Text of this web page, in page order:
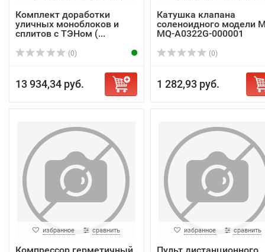
Комплект доработки
уличных моноблоков и
сплитов с ТЭНом (...
(0)
13 934,34 руб.
Катушка клапана
соленоидного модели
MQ-A0322G-000001
(0)
1 282,93 руб.
избранное сравнить избранное сравнить